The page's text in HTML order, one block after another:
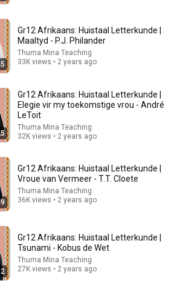
• 36K views
Huistaal Letterkunde | Elegie vir my
Gr12 Afrikaans: Huistaal Letterkunde |
Maaltyd - P.J. Philander
Thuma Mina Teaching
33K views • 2 years ago
Gr12 Afrikaans: Huistaal Letterkunde |
Elegie vir my toekomstige vrou - André
LeToit
Thuma Mina Teaching
32K views • 2 years ago
Gr12 Afrikaans: Huistaal Letterkunde |
Vroue van Vermeer - T.T. Cloete
Thuma Mina Teaching
36K views • 2 years ago
Gr12 Afrikaans: Huistaal Letterkunde |
Tsunami - Kobus de Wet
Thuma Mina Teaching
27K views • 2 years ago